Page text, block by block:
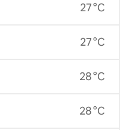
27 °C
27 °C
28 °C
28 °C